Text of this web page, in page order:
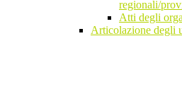
regionali/
Atti degli
Articolazione degli